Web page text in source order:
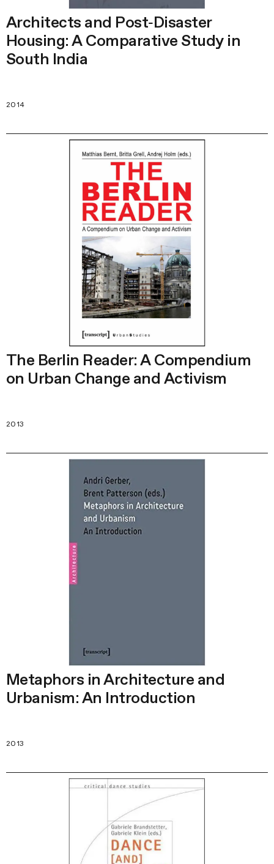
Architects and Post‑Disaster
Housing: A Comparative Study in
South India
2014
The Berlin Reader: A Compendium
on Urban Change and Activism
2013
Metaphors in Architecture and
Urbanism: An Introduction
2013